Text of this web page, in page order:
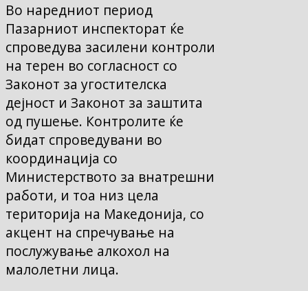
Во наредниот период
Пазарниот инспекторат ќе
спроведува засилени контроли
на терен во согласност со
Законот за угостителска
дејност и Законот за заштита
од пушење. Контролите ќе
бидат спроведувани во
координација со
Министерството за внатрешни
работи, и тоа низ цела
територија на Македонија, со
акцент на спречување на
послужување алкохол на
малолетни лица.